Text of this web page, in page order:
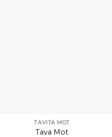
TĂVIȚĂ MOȚ
Tava Mot